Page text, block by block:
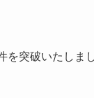
突破いたしま